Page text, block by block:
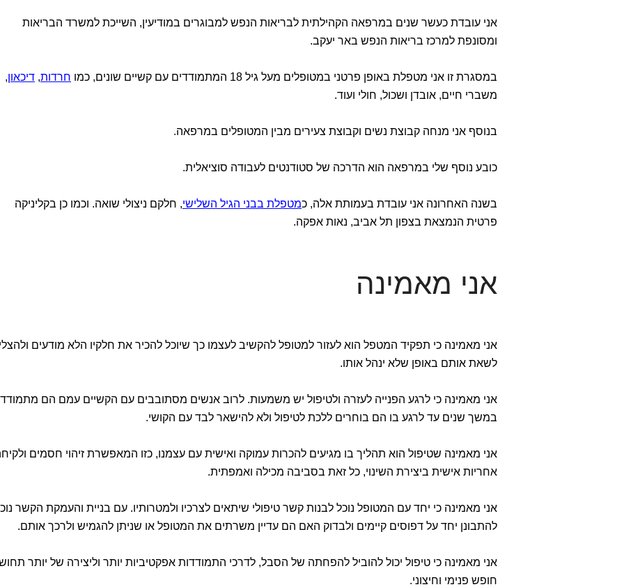
אני עובדת כעשר שנים במרפאה הקהילתית לבריאות הנפש למבוגרים במודיעין, השייכת למשרד הבריאות
ומסונפת למרכז בריאות הנפש באר יעקב.
במסגרת זו אני מטפלת באופן פרטני במטופלים מעל גיל 18 המתמודדים עם קשיים שונים, כמו חרדות, דיכאון,
משברי חיים, אובדן ושכול, חולי ועוד.
בנוסף אני מנחה קבוצת נשים וקבוצת צעירים מבין המטופלים במרפאה.
כובע נוסף שלי במרפאה הוא הדרכה של סטודנטים לעבודה סוציאלית.
בשנה האחרונה אני עובדת בעמותת אלה, כמטפלת בבני הגיל השלישי, חלקם ניצולי שואה. וכמו כן בקליניקה
פרטית הנמצאת בצפון תל אביב, נאות אפקה.
אני מאמינה
אני מאמינה כי תפקיד המטפל הוא לעזור למטופל להקשיב לעצמו כך שיוכל להכיר את חלקיו הלא מודעים
לשאת אותם באופן שלא ינהל אותו.
אני מאמינה כי לרגע הפנייה לעזרה ולטיפול יש משמעות. לרוב אנשים מסתובבים עם הקשיים עמם הם
במשך שנים עד לרגע בו הם בוחרים ללכת לטיפול ולא להישאר לבד עם הקושי.
אני מאמינה שטיפול הוא תהליך בו מגיעים להכרות עמוקה ואישית עם עצמנו, כזו המאפשרת זיהוי חסמים
אחריות אישית ביצירת השינוי, כל זאת בסביבה מכילה ואמפתית.
אני מאמינה כי יחד עם המטופל נוכל לבנות קשר טיפולי שיתאים לצרכיו ולמטרותיו. עם בניית והעמקת הקשר
להתבונן יחד על דפוסים קיימים ולבדוק האם הם עדיין משרתים את המטופל או שניתן להגמיש ולרכך אותם.
אני מאמינה כי טיפול יכול להוביל להפחתה של הסבל, לדרכי התמודדות אפקטיביות יותר וליצירה של יותר
חופש פנימי וחיצוני.